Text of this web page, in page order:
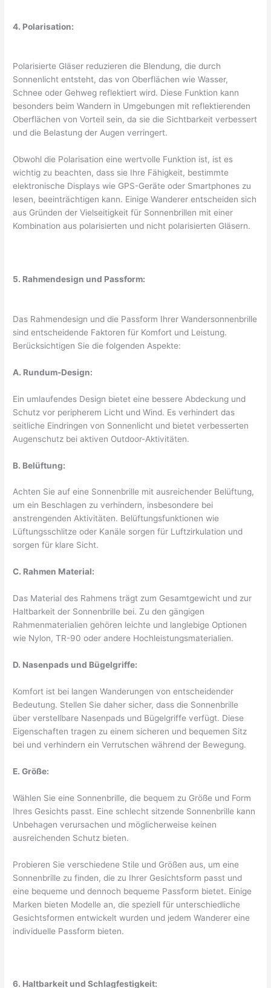
4. Polarisation:
Polarisierte Gläser reduzieren die Blendung, die durch
Sonnenlicht entsteht, das von Oberflächen wie Wasser,
Schnee oder Gehweg reflektiert wird. Diese Funktion kann
besonders beim Wandern in Umgebungen mit reflektierenden
Oberflächen von Vorteil sein, da sie die Sichtbarkeit verbessert
und die Belastung der Augen verringert.
Obwohl die Polarisation eine wertvolle Funktion ist, ist es
wichtig zu beachten, dass sie Ihre Fähigkeit, bestimmte
elektronische Displays wie GPS-Geräte oder Smartphones zu
lesen, beeinträchtigen kann. Einige Wanderer entscheiden sich
aus Gründen der Vielseitigkeit für Sonnenbrillen mit einer
Kombination aus polarisierten und nicht polarisierten Gläsern.
5. Rahmendesign und Passform:
Das Rahmendesign und die Passform Ihrer Wandersonnenbrille
sind entscheidende Faktoren für Komfort und Leistung.
Berücksichtigen Sie die folgenden Aspekte:
A. Rundum-Design:
Ein umlaufendes Design bietet eine bessere Abdeckung und
Schutz vor peripherem Licht und Wind. Es verhindert das
seitliche Eindringen von Sonnenlicht und bietet verbesserten
Augenschutz bei aktiven Outdoor-Aktivitäten.
B. Belüftung:
Achten Sie auf eine Sonnenbrille mit ausreichender Belüftung,
um ein Beschlagen zu verhindern, insbesondere bei
anstrengenden Aktivitäten. Belüftungsfunktionen wie
Lüftungsschlitze oder Kanäle sorgen für Luftzirkulation und
sorgen für klare Sicht.
C. Rahmen Material:
Das Material des Rahmens trägt zum Gesamtgewicht und zur
Haltbarkeit der Sonnenbrille bei. Zu den gängigen
Rahmenmaterialien gehören leichte und langlebige Optionen
wie Nylon, TR-90 oder andere Hochleistungsmaterialien.
D. Nasenpads und Bügelgriffe:
Komfort ist bei langen Wanderungen von entscheidender
Bedeutung. Stellen Sie daher sicher, dass die Sonnenbrille
über verstellbare Nasenpads und Bügelgriffe verfügt. Diese
Eigenschaften tragen zu einem sicheren und bequemen Sitz
bei und verhindern ein Verrutschen während der Bewegung.
E. Größe:
Wählen Sie eine Sonnenbrille, die bequem zu Größe und Form
Ihres Gesichts passt. Eine schlecht sitzende Sonnenbrille kann
Unbehagen verursachen und möglicherweise keinen
ausreichenden Schutz bieten.
Probieren Sie verschiedene Stile und Größen aus, um eine
Sonnenbrille zu finden, die zu Ihrer Gesichtsform passt und
eine bequeme und dennoch bequeme Passform bietet. Einige
Marken bieten Modelle an, die speziell für unterschiedliche
Gesichtsformen entwickelt wurden und jedem Wanderer eine
individuelle Passform bieten.
6. Haltbarkeit und Schlagfestigkeit: